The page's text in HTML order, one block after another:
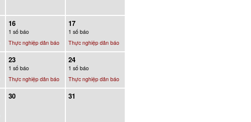
16
1 số báo
Thực nghiệp dân báo
17
1 số báo
Thực nghiệp dân báo
23
1 số báo
Thực nghiệp dân báo
24
1 số báo
Thực nghiệp dân báo
30 31